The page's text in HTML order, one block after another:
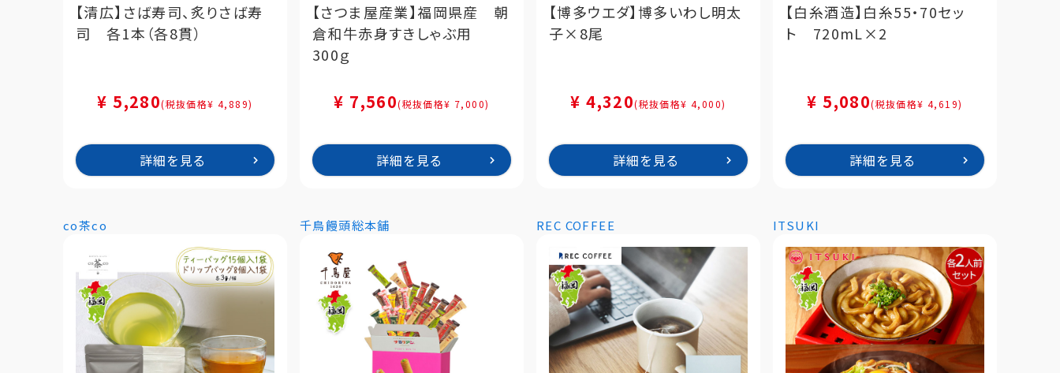
【清広】さば寿司、炙りさば寿
司 各1本（各8貫）
¥ 5,280(税抜価格¥ 4,889)
詳細を見る
【さつま屋産業】福岡県産 朝
倉和牛赤身すきしゃぶ用
300ｇ
¥ 7,560(税抜価格¥ 7,000)
詳細を見る
【博多ウエダ】博多いわし明太
子×8尾
¥ 4,320(税抜価格¥ 4,000)
詳細を見る
【白糸酒造】白糸55・70セッ
ト 720mL×2
¥ 5,080(税抜価格¥ 4,619)
詳細を見る
co茶co 千鳥饅頭総本舗 REC COFFEE ITSUKI